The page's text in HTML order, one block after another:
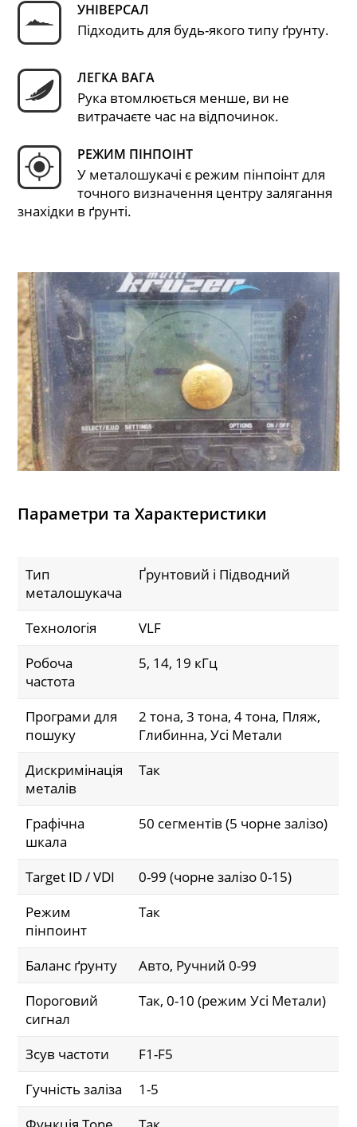
УНІВЕРСАЛ
Підходить для будь-якого типу ґрунту.
ЛЕГКА ВАГА
Рука втомлюється менше, ви не
витрачаєте час на відпочинок.
РЕЖИМ ПІНПОІНТ
У металошукачі є режим пінпоінт для
точного визначення центру залягання
знахідки в ґрунті.
Параметри та Характеристики
Тип
металошукача
Ґрунтовий і Підводний
Технологія
VLF
Робоча
частота
5, 14, 19 кГц
Програми для
пошуку
2 тона, 3 тона, 4 тона, Пляж,
Глибинна, Усі Метали
Дискримінація
металів
Так
Графічна
шкала
50 сегментів (5 чорне залізо)
Target ID / VDI
0-99 (чорне залізо 0-15)
Режим
пінпоинт
Так
Баланс ґрунту
Авто, Ручний 0-99
Пороговий
сигнал
Так, 0-10 (режим Усі Метали)
Зсув частоти
F1-F5
Гучність заліза
1-5